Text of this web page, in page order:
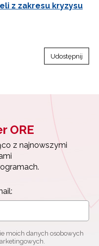
z zakresu kryzysu
Udostępnij
ORE
z najnowszymi
moich danych osobowych